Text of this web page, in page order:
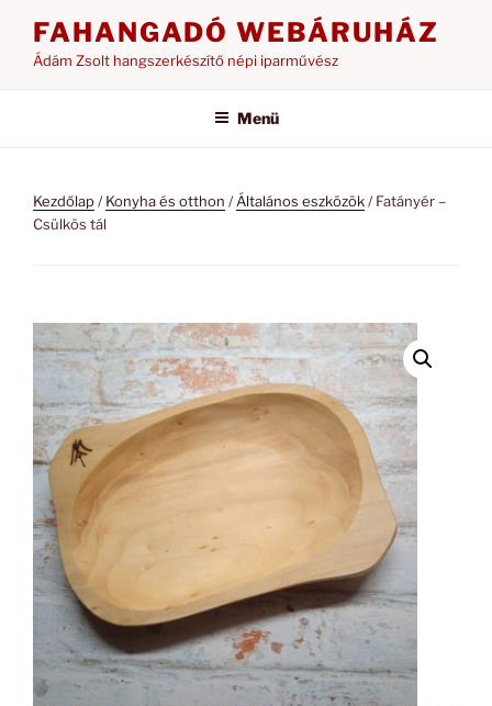
FAHANGADÓ WEBÁRUHÁZ
Ádám Zsolt hangszerkészítő népi iparművész
Menü
Kezdőlap/Konyha és otthon /Általános eszközök/ Fatányér –
Csülkös tál